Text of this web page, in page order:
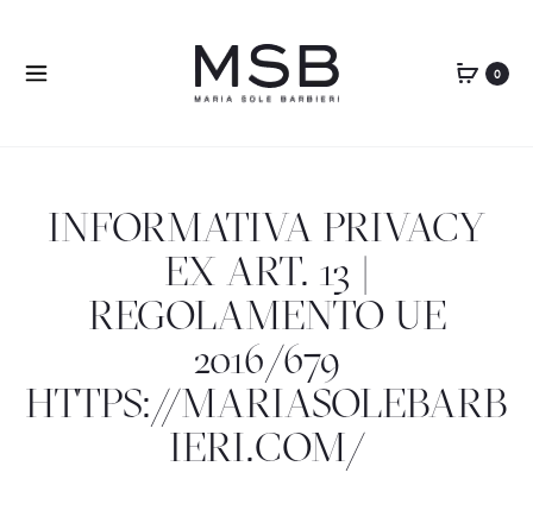
0
INFORMATIVA PRIVACY
EX ART. 13 |
REGOLAMENTO UE
2016/679
HTTPS://MARIASOLEBARB
IERI.COM/